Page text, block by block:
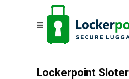
Lockerpoint